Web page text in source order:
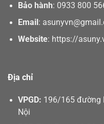
Bảo hành: 0933 800
Email :
Website: https://
Địa chỉ
VPGD: 196/165 đường
Nội